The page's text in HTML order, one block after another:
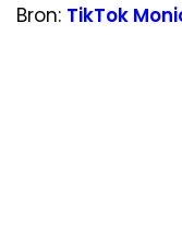
Bron: TikTok